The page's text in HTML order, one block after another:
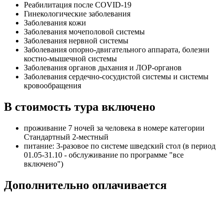
Pеабилитация после COVID-19
Гинекологические заболевания
Заболевания кожи
Заболевания мочеполовой системы
Заболевания нервной системы
Заболевания опорно-двигательного аппарата, болезни
костно-мышечной системы
Заболевания органов дыхания и ЛОР-органов
Заболевания сердечно-сосудистой системы и системы
кровообращения
В стоимость тура включено
проживание 7 ночей за человека в номере категории
Стандартный 2-местный
питание: 3-разовое по системе шведский стол (в период
01.05-31.10 - обслуживание по программе "все
включено")
Дополнительно оплачивается